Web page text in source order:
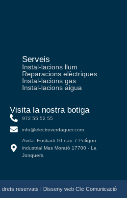
Serveis
Instal-lacions llum
Reparacions elèctriques
Instal-lacions gas
Instal-lacions aigua
Visita la nostra botiga
972 55 52 55
info@electroverdaguer.com
Avda. Euskadi 10 nau 7 Polígon
industrial Mas Morató 17700 - La
Jonquera
reservats I Disseny web Clic Comunicació